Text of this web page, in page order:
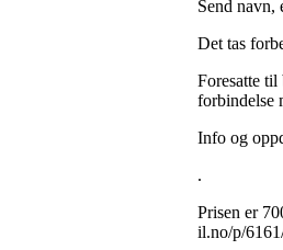
Send navn,
Det tas
Foresatte
forbindelse
Info og
.
Prisen er
il.no/p/